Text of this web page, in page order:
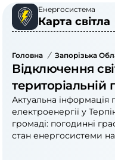
Енергосистема
Карта світла
Головна / Запорізька
Відключення
територіальній
Актуальна інформація
електроенергії у
громаді: погодинні
стан енергосистеми на